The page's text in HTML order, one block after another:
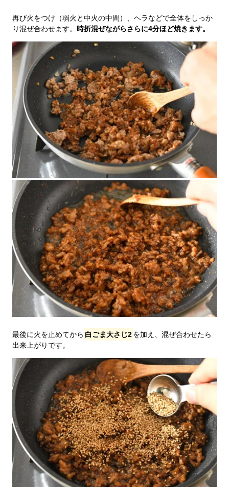
再び火をつけ（弱火と中火の中間）、ヘラなどで全体をしっか
り混ぜ合わせます。 時折混ぜながらさらに4分ほど焼きます。
最後に火を止めてから 白ごま大さじ2を加え、混ぜ合わせたら
出来上がりです。